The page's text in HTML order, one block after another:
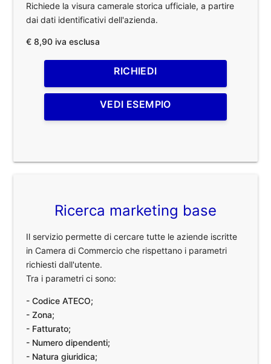
Richiede la visura camerale storica ufficiale, a partire
dai dati identificativi dell'azienda.
€ 8,90 iva esclusa
RICHIEDI
VEDI ESEMPIO
Ricerca marketing base
Il servizio permette di cercare tutte le aziende iscritte
in Camera di Commercio che rispettano i parametri
richiesti dall'utente.
Tra i parametri ci sono:
- Codice ATECO;
- Zona;
- Fatturato;
- Numero dipendenti;
- Natura giuridica;